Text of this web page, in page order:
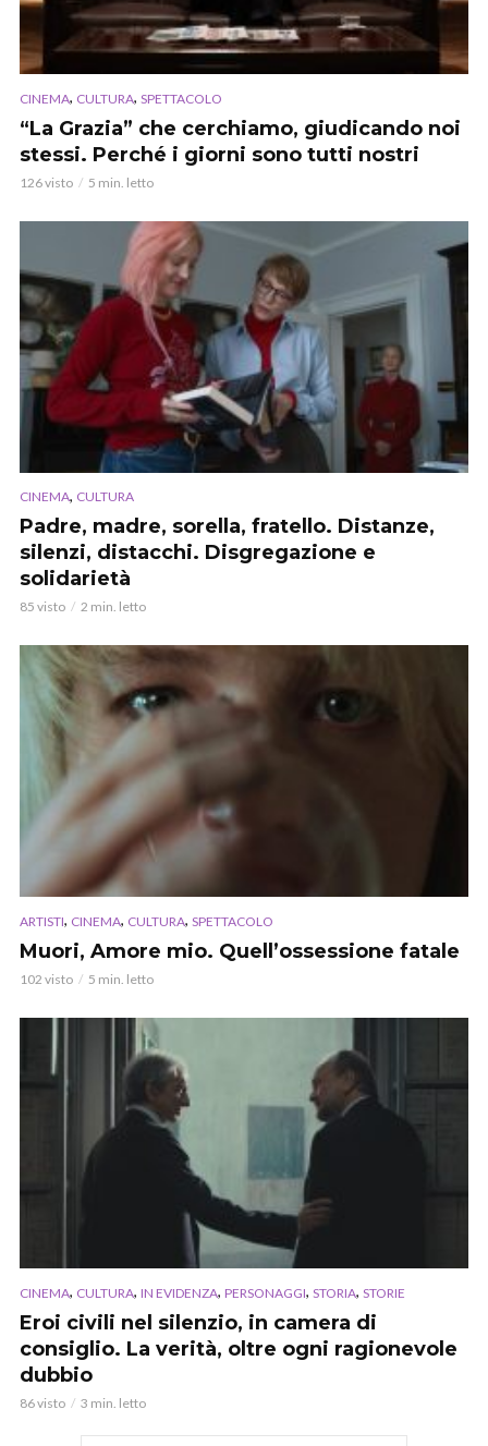
CINEMA, CULTURA, SPETTACOLO
“La Grazia” che cerchiamo, giudicando noi
stessi. Perché i giorni sono tutti nostri
126 visto 5 min. letto
CINEMA, CULTURA
Padre, madre, sorella, fratello. Distanze,
silenzi, distacchi. Disgregazione e
solidarietà
85 visto 2 min. letto
ARTISTI, CINEMA, CULTURA, SPETTACOLO
Muori, Amore mio. Quell’ossessione fatale
102 visto 5 min. letto
CINEMA, CULTURA, IN EVIDENZA, PERSONAGGI, STORIA, STORIE
Eroi civili nel silenzio, in camera di
consiglio. La verità, oltre ogni ragionevole
dubbio
86 visto 3 min. letto